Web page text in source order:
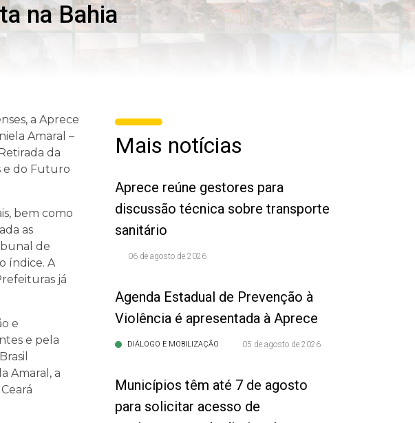
na Bahia
a Aprece
Amaral –
da
e do Futuro
bem como
as
de
índice. A
já
e
e pela
Amaral, a
Mais notícias
Aprece reúne gestores para
discussão técnica sobre transporte
sanitário
06 de agosto de 2026
Agenda Estadual de Prevenção à
Violência é apresentada à Aprece
DIÁLOGO E MOBILIZAÇÃO 05 de agosto de 2026
Municípios têm até 7 de agosto
para solicitar acesso de